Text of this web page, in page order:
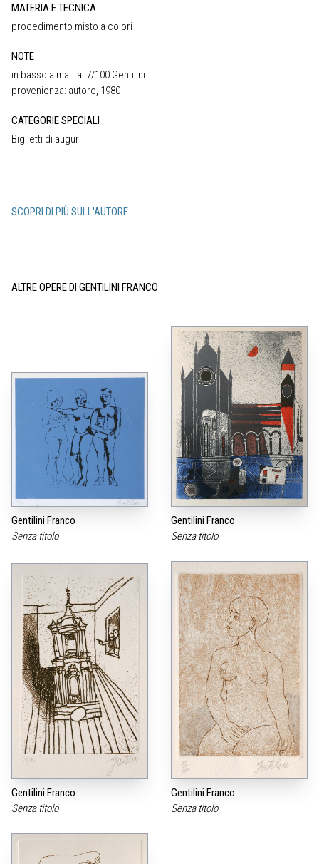
MATERIA E TECNICA
procedimento misto a colori
NOTE
in basso a matita: 7/100 Gentilini
provenienza: autore, 1980
CATEGORIE SPECIALI
Biglietti di auguri
SCOPRI DI PIÙ SULL'AUTORE
ALTRE OPERE DI GENTILINI FRANCO
Gentilini Franco
Senza titolo
Gentilini Franco
Senza titolo
Gentilini Franco
Senza titolo
Gentilini Franco
Senza titolo